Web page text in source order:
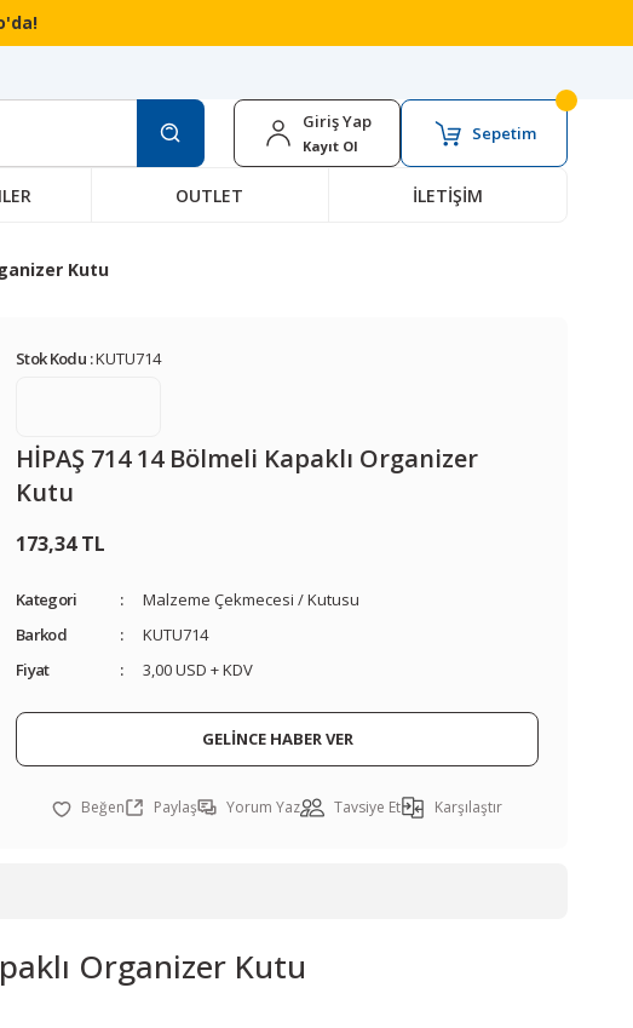
Giriş Yap
Kayıt Ol
Sepetim
OUTLET İLETİŞİM
Kutu
Stok Kodu :KUTU714
HİPAŞ 714 14 Bölmeli Kapaklı Organizer
Kutu
173,34 TL
Kategori
Malzeme Çekmecesi / Kutusu
Barkod
KUTU714
Fiyat
3,00 USD + KDV
GELİNCE HABER VER
Paylaş Yorum Yaz Tavsiye Et Karşılaştır
Organizer Kutu